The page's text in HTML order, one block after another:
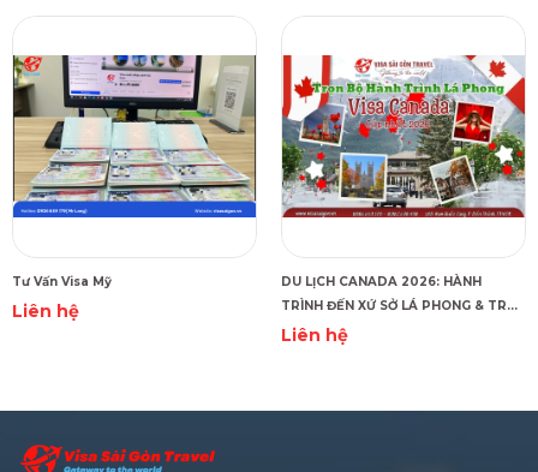
Tư Vấn Visa Mỹ
Liên hệ
DU LỊCH CANADA 2026: HÀNH
TRÌNH ĐẾN XỨ SỞ LÁ PHONG & TRỌN
BỘ CẨM NANG XIN VISA CÙNG VISA
Liên hệ